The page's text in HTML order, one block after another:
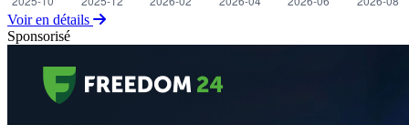
Voir en détails
Sponsorisé